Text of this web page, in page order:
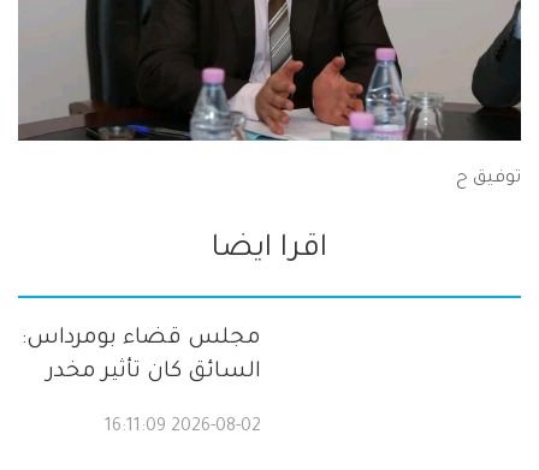
توفيق ح
اقرا ايضا
مجلس قضاء بومرداس:
السائق كان تأثير مخدر
2026-08-02 16:11:09